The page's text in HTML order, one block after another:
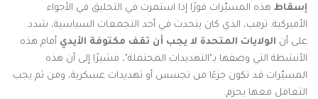
إسقاط هذه المسيّرات فورًا إذا استمرت في التحليق في الأجواء
الأميركية. ترمب، الذي كان يتحدث في أحد التجمعات السياسية، شدد
على أن الولايات المتحدة لا يجب أن تقف مكتوفة الأيدي أمام هذه
الأنشطة التي وصفها بـ"التهديدات المحتملة"، مشيرًا إلى أن هذه
المسيّرات قد تكون جزءًا من تجسس أو تهديدات عسكرية، ومن ثم يجب
التعامل معها بحزم.